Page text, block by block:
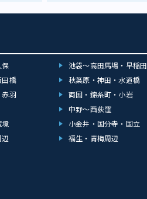
保
池袋～高田馬場・早稲田
田橋
秋葉原・神田・水道橋
赤羽
両国・錦糸町・小岩
中野～西荻窪
境
小金井・国分寺・国立
福生・青梅周辺